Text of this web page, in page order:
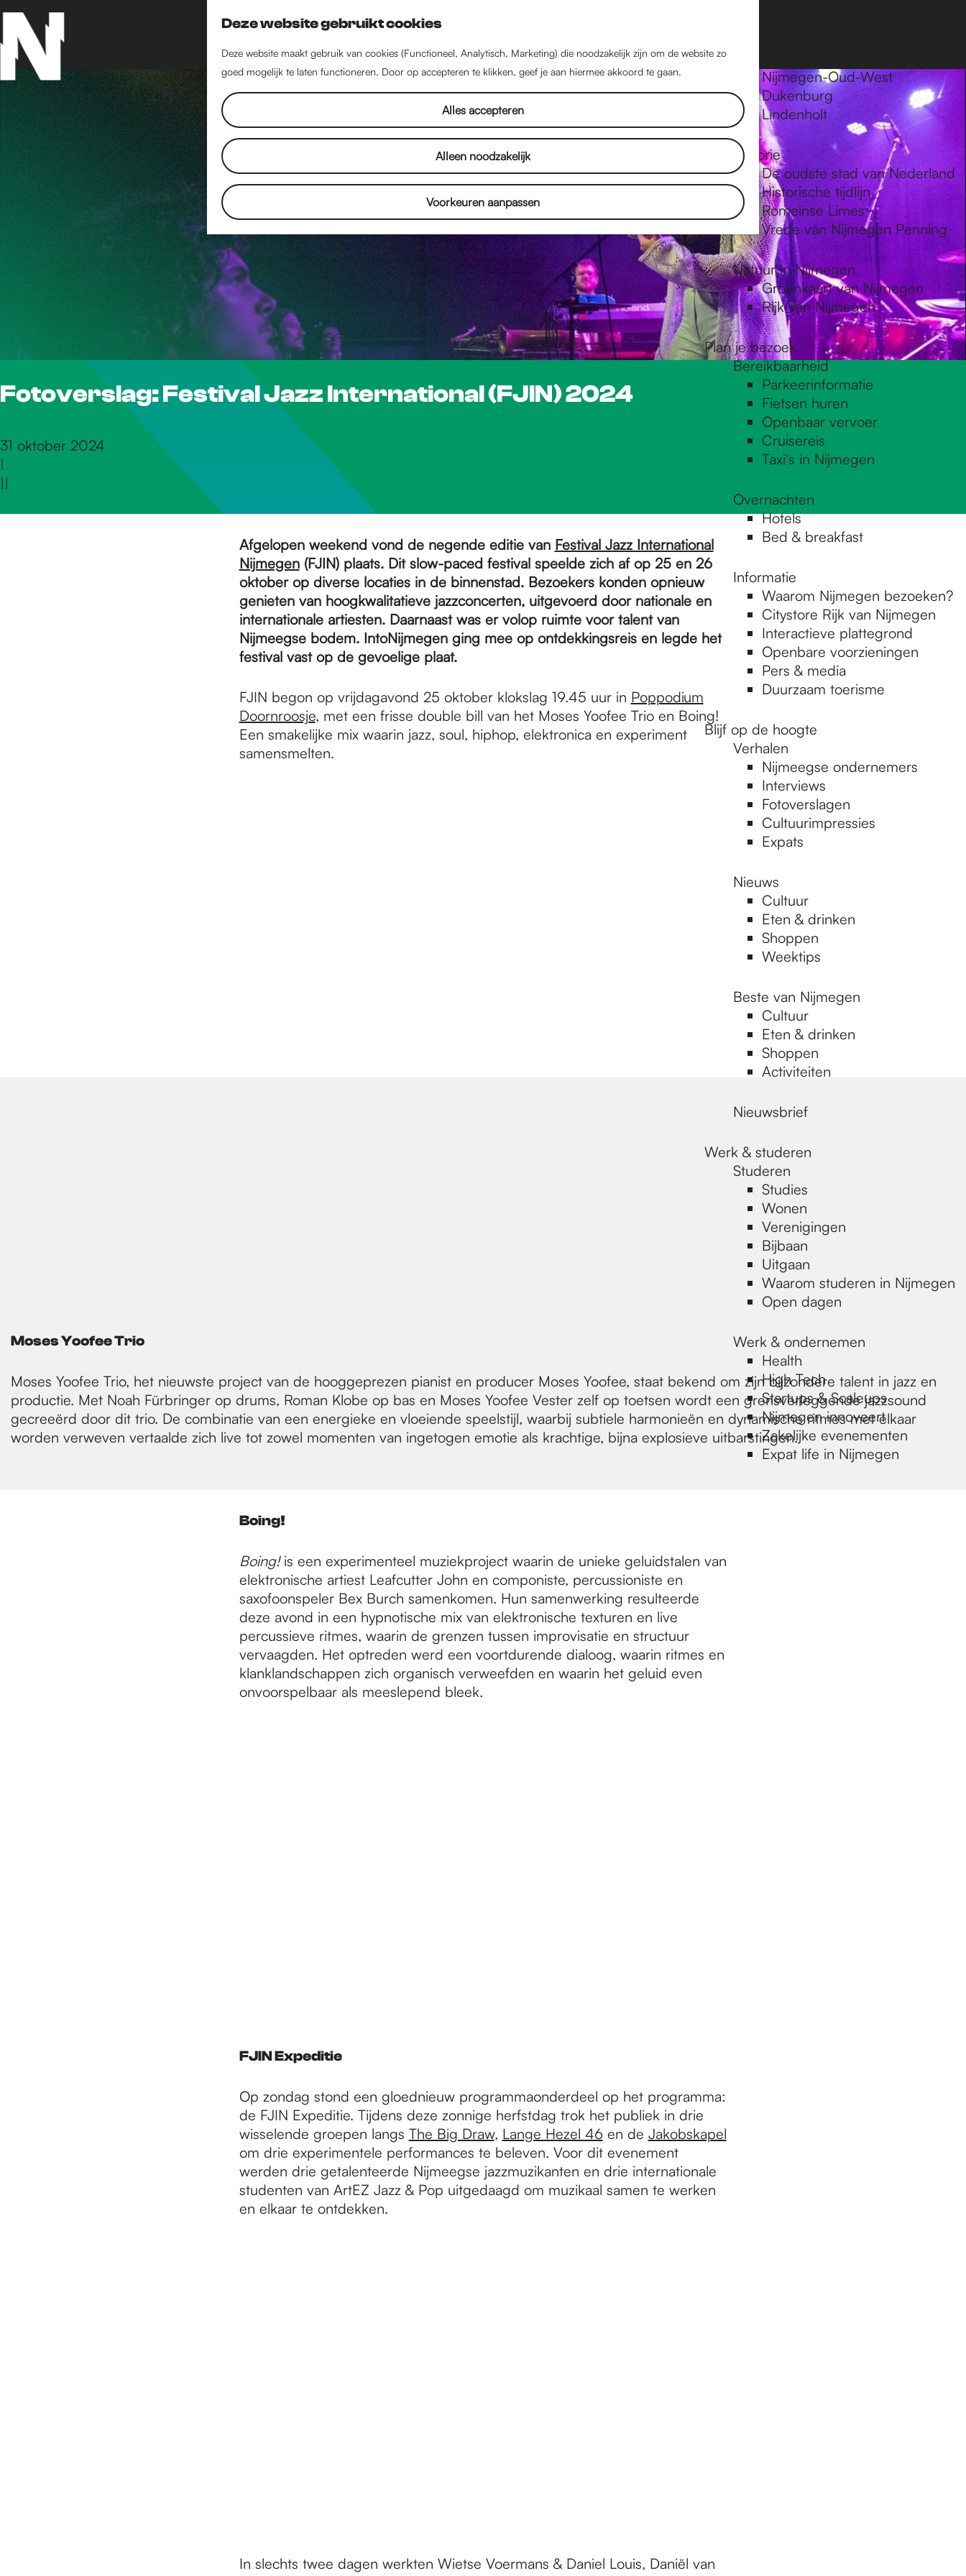
Deze website gebruikt cookies
Deze website maakt gebruik van cookies (Functioneel, Analytisch, Marketing) die noodzakelijk zijn om de website zo
goed mogelijk te laten functioneren. Door op accepteren te klikken, geef je aan hiermee akkoord te gaan.
Alles accepteren
Alleen noodzakelijk
Voorkeuren aanpassen
o
e
k
n
a
a
r
M
n
Nijmegen-Oud-West
Dukenburg
Lindenholt
Historie
De oudste stad van Nederland
Historische tijdlijn
Romeinse Limes
Vrede van Nijmegen Penning
Natuur in Nijmegen
Groenkaart van Nijmegen
Rijk van Nijmegen
Plan je bezoek
Bereikbaarheid
Parkeerinformatie
Fietsen huren
Openbaar vervoer
Cruisereis
Taxi's in Nijmegen
Overnachten
Hotels
Bed & breakfast
Informatie
Waarom Nijmegen bezoeken?
Citystore Rijk van Nijmegen
Interactieve plattegrond
Openbare voorzieningen
Pers & media
Duurzaam toerisme
Blijf op de hoogte
Verhalen
Nijmeegse ondernemers
Interviews
Fotoverslagen
Cultuurimpressies
Expats
Nieuws
Cultuur
Eten & drinken
Shoppen
Weektips
Beste van Nijmegen
Cultuur
Eten & drinken
Shoppen
Activiteiten
Nieuwsbrief
Werk & studeren
Studeren
Studies
Wonen
Verenigingen
Bijbaan
Uitgaan
Waarom studeren in Nijmegen
Open dagen
Werk & ondernemen
Health
High Tech
Startups & Scaleups
Nijmegen innoveert
Zakelijke evenementen
Expat life in Nijmegen
Fotoverslag: Festival Jazz International (FJIN) 2024
31 oktober 2024
|
||
Afgelopen weekend vond de negende editie van Festival Jazz International
Nijmegen(FJIN) plaats. Dit slow-paced festival speelde zich af op 25 en 26
oktober op diverse locaties in de binnenstad. Bezoekers konden opnieuw
genieten van hoogkwalitatieve jazzconcerten, uitgevoerd door nationale en
internationale artiesten. Daarnaast was er volop ruimte voor talent van
Nijmeegse bodem. IntoNijmegen ging mee op ontdekkingsreis en legde het
festival vast op de gevoelige plaat.
FJIN begon op vrijdagavond 25 oktober klokslag 19.45 uur in Poppodium
Doornroosje, met een frisse double bill van het Moses Yoofee Trio en Boing!
Een smakelijke mix waarin jazz, soul, hiphop, elektronica en experiment
samensmelten.
Moses Yoofee Trio
Moses Yoofee Trio, het nieuwste project van de hooggeprezen pianist en producer Moses Yoofee, staat bekend om zijn bijzondere talent in jazz en
productie. Met Noah Fürbringer op drums, Roman Klobe op bas en Moses Yoofee Vester zelf op toetsen wordt een grensverleggende jazzsound
gecreeërd door dit trio. De combinatie van een energieke en vloeiende speelstijl, waarbij subtiele harmonieën en dynamische ritmes met elkaar
worden verweven vertaalde zich live tot zowel momenten van ingetogen emotie als krachtige, bijna explosieve uitbarstingen.
Boing!
Boing!is een experimenteel muziekproject waarin de unieke geluidstalen van
elektronische artiest Leafcutter John en componiste, percussioniste en
saxofoonspeler Bex Burch samenkomen. Hun samenwerking resulteerde
deze avond in een hypnotische mix van elektronische texturen en live
percussieve ritmes, waarin de grenzen tussen improvisatie en structuur
vervaagden. Het optreden werd een voortdurende dialoog, waarin ritmes en
klanklandschappen zich organisch verweefden en waarin het geluid even
onvoorspelbaar als meeslepend bleek.
FJIN Expeditie
Op zondag stond een gloednieuw programmaonderdeel op het programma:
de FJIN Expeditie. Tijdens deze zonnige herfstdag trok het publiek in drie
wisselende groepen langs The Big Draw, Lange Hezel 46 en de Jakobskapel
om drie experimentele performances te beleven. Voor dit evenement
werden drie getalenteerde Nijmeegse jazzmuzikanten en drie internationale
studenten van ArtEZ Jazz & Pop uitgedaagd om muzikaal samen te werken
en elkaar te ontdekken.
In slechts twee dagen werkten Wietse Voermans & Daniel Louis, Daniël van